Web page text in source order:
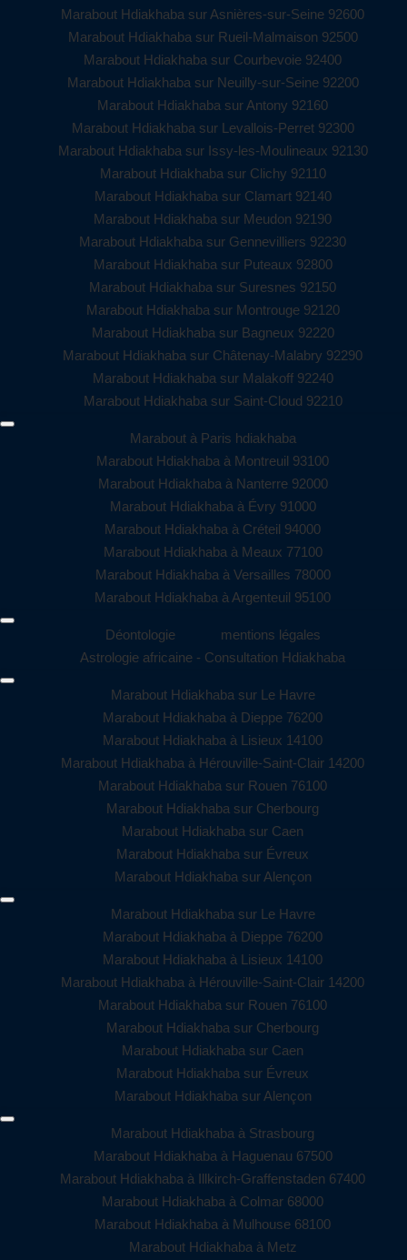
Marabout Hdiakhaba sur Asnières-sur-Seine 92600
Marabout Hdiakhaba sur Rueil-Malmaison 92500
Marabout Hdiakhaba sur Courbevoie 92400
Marabout Hdiakhaba sur Neuilly-sur-Seine 92200
Marabout Hdiakhaba sur Antony 92160
Marabout Hdiakhaba sur Levallois-Perret 92300
Marabout Hdiakhaba sur Issy-les-Moulineaux 92130
Marabout Hdiakhaba sur Clichy 92110
Marabout Hdiakhaba sur Clamart 92140
Marabout Hdiakhaba sur Meudon 92190
Marabout Hdiakhaba sur Gennevilliers 92230
Marabout Hdiakhaba sur Puteaux 92800
Marabout Hdiakhaba sur Suresnes 92150
Marabout Hdiakhaba sur Montrouge 92120
Marabout Hdiakhaba sur Bagneux 92220
Marabout Hdiakhaba sur Châtenay-Malabry 92290
Marabout Hdiakhaba sur Malakoff 92240
Marabout Hdiakhaba sur Saint-Cloud 92210
Marabout à Paris hdiakhaba
Marabout Hdiakhaba à Montreuil 93100
Marabout Hdiakhaba à Nanterre 92000
Marabout Hdiakhaba à Évry 91000
Marabout Hdiakhaba à Créteil 94000
Marabout Hdiakhaba à Meaux 77100
Marabout Hdiakhaba à Versailles 78000
Marabout Hdiakhaba à Argenteuil 95100
Déontologie
mentions légales
Astrologie africaine - Consultation Hdiakhaba
Marabout Hdiakhaba sur Le Havre
Marabout Hdiakhaba à Dieppe 76200
Marabout Hdiakhaba à Lisieux 14100
Marabout Hdiakhaba à Hérouville-Saint-Clair 14200
Marabout Hdiakhaba sur Rouen 76100
Marabout Hdiakhaba sur Cherbourg
Marabout Hdiakhaba sur Caen
Marabout Hdiakhaba sur Évreux
Marabout Hdiakhaba sur Alençon
Marabout Hdiakhaba sur Le Havre
Marabout Hdiakhaba à Dieppe 76200
Marabout Hdiakhaba à Lisieux 14100
Marabout Hdiakhaba à Hérouville-Saint-Clair 14200
Marabout Hdiakhaba sur Rouen 76100
Marabout Hdiakhaba sur Cherbourg
Marabout Hdiakhaba sur Caen
Marabout Hdiakhaba sur Évreux
Marabout Hdiakhaba sur Alençon
Marabout Hdiakhaba à Strasbourg
Marabout Hdiakhaba à Haguenau 67500
Marabout Hdiakhaba à Illkirch-Graffenstaden 67400
Marabout Hdiakhaba à Colmar 68000
Marabout Hdiakhaba à Mulhouse 68100
Marabout Hdiakhaba à Metz